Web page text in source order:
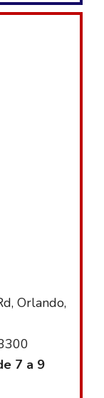
Orlando,
7 a 9